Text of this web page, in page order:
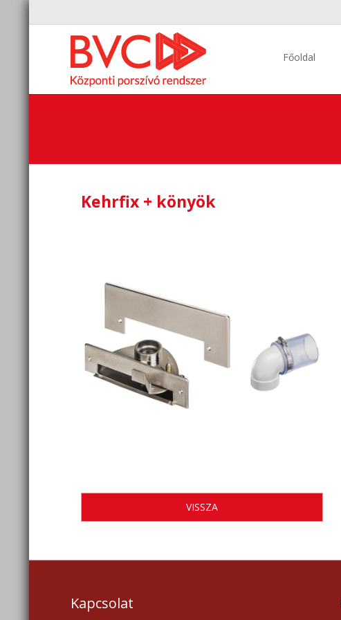
Főoldal
Kehrfix + könyök
VISSZA
Kapcsolat